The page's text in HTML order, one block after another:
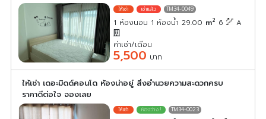
TM34-0049
1 ห้องนอน 1 ห้องน้ำ 29.00 m2 6 A
ค่าเช่า/เดือน
5,500 บาท
ให้เช่า เดอะมิดด์คอนโด ห้องน่าอยู่ สิ่งอำนวยความสะดวกครบ
ราคาดีต่อใจ จองเลย
TM34-0023